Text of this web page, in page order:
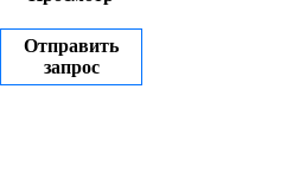
Отправить
запрос